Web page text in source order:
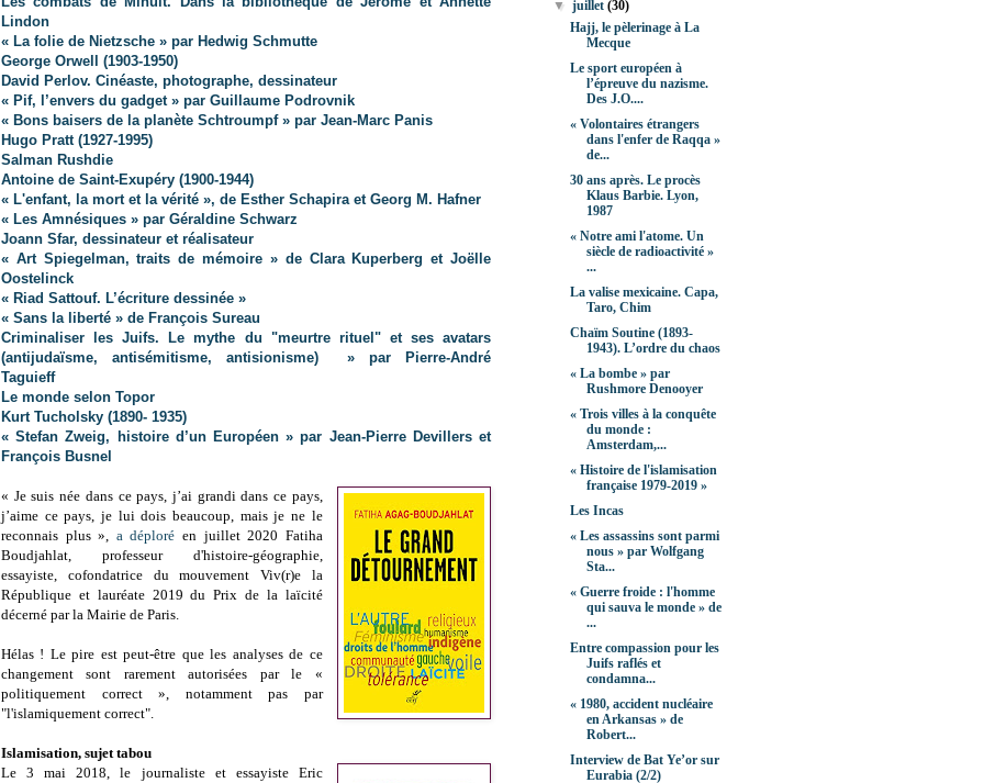
Lindon
« La folie de Nietzsche » par Hedwig Schmutte
George Orwell (1903-1950)
David Perlov. Cinéaste, photographe, dessinateur
« Pif, l’envers du gadget » par Guillaume Podrovnik
« Bons baisers de la planète Schtroumpf » par Jean-Marc Panis
Hugo Pratt (1927-1995)
Salman Rushdie
Antoine de Saint-Exupéry (1900-1944)
« L'enfant, la mort et la vérité », de Esther Schapira et Georg M. Hafner
« Les Amnésiques » par Géraldine Schwarz
Joann Sfar, dessinateur et réalisateur
« Art Spiegelman, traits de mémoire » de Clara Kuperberg et Joëlle
Oostelinck
« Riad Sattouf. L’écriture dessinée »
« Sans la liberté » de François Sureau
Criminaliser les Juifs. Le mythe du "meurtre rituel" et ses avatars
(antijudaïsme, antisémitisme, antisionisme) » par Pierre-André
Taguieff
Le monde selon Topor
Kurt Tucholsky (1890- 1935)
« Stefan Zweig, histoire d’un Européen » par Jean-Pierre Devillers et
François Busnel
« Je suis née dans ce pays, j’ai grandi dans ce pays,
j’aime ce pays, je lui dois beaucoup, mais je ne le
reconnais plus », a déploré en juillet 2020 Fatiha
Boudjahlat, professeur d'histoire-géographie,
essayiste, cofondatrice du mouvement Viv(r)e la
République et lauréate 2019 du Prix de la laïcité
décerné par la Mairie de Paris.
Hélas ! Le pire est peut-être que les analyses de ce
changement sont rarement autorisées par le «
politiquement correct », notamment pas par
"l'islamiquement correct".
Islamisation, sujet tabou
Le 3 mai 2018, le journaliste et essayiste Eric
▼juillet(30)
Hajj, le pèlerinage à La
Mecque
Le sport européen à
l’épreuve du nazisme.
Des J.O....
« Volontaires étrangers
dans l'enfer de Raqqa »
de...
30 ans après. Le procès
Klaus Barbie. Lyon,
1987
« Notre ami l'atome. Un
siècle de radioactivité »
...
La valise mexicaine. Capa,
Taro, Chim
Chaïm Soutine (1893-
1943). L’ordre du chaos
« La bombe » par
Rushmore Denooyer
« Trois villes à la conquête
du monde :
Amsterdam,...
« Histoire de l'islamisation
française 1979-2019 »
Les Incas
« Les assassins sont parmi
nous » par Wolfgang
Sta...
« Guerre froide : l'homme
qui sauva le monde » de
...
Entre compassion pour les
Juifs raflés et
condamna...
« 1980, accident nucléaire
en Arkansas » de
Robert...
Interview de Bat Ye’or sur
Eurabia (2/2)